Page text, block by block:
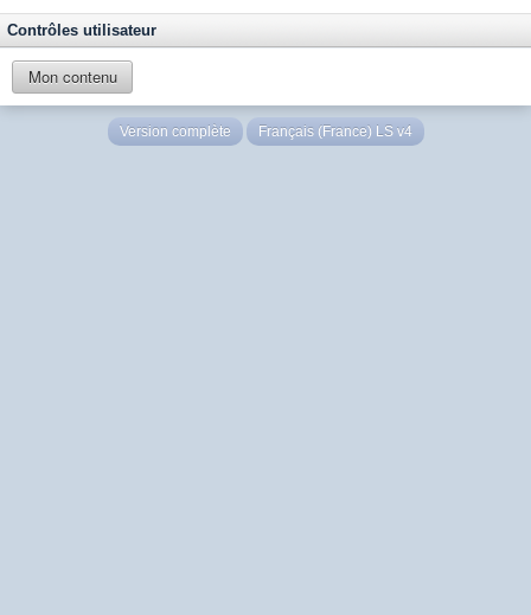
Contrôles utilisateur
Mon contenu
Version complète Français (France) LS v4